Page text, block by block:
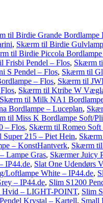
til Birdie Grande Bordlampe
, Skærm til Birdie
til Birdie Piccola
Frisbi Pendel – Flos, Skærm
S Pendel – Flos, Skærm til
– Flos, Skærm til
, Skærm til Ktribe W
Skærm til Milk NA1
Bordlampe – Luceplan,
til Miss K Bordlampe Soft/
– Flos, Skærm til Romeo Soft
215 – Piet Hein, Skærm
– KonstHantverk, Skærm
Lampe Gras, Skærmer Juicy
IP44.de, Slat One Udendørs
Loftlampe White – IP44.de,
– IP44.de, Slim S1200
Hvid – LIGHT-POINT, Slim
Krystal – Kartell, Small